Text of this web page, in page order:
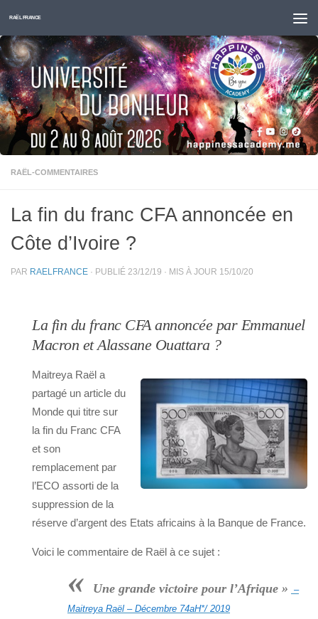
Skip to content
RAËL FRANCE
RAËL-COMMENTAIRES
La fin du franc CFA annoncée en
Côte d’Ivoire ?
PAR RAELFRANCE · PUBLIÉ 23/12/19 · MIS À JOUR 15/10/20
La fin du franc CFA annoncée par Emmanuel
Macron et Alassane Ouattara ?
Maitreya Raël a
partagé un article du
Monde qui titre sur
la fin du Franc CFA
et son
remplacement par
l’ECO assorti de la
suppression de la
réserve d’argent des Etats africains à la Banque de France.
Voici le commentaire de Raël à ce sujet :
« Une grande victoire pour l’Afrique » –
Maitreya Raël – Décembre 74aH*/ 2019